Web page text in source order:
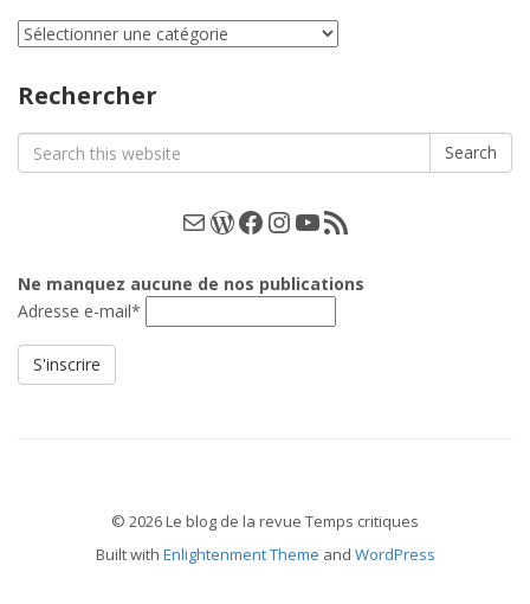
Classement
par
Rechercher
Search
for:
Search
E-mailWordPress
Facebook
Instagram
YouTube
Les podcasts
Ne manquez aucune de nos publications
Adresse e-mail*
© 2026 Le blog de la revue Temps critiques
Built with Enlightenment Theme and WordPress